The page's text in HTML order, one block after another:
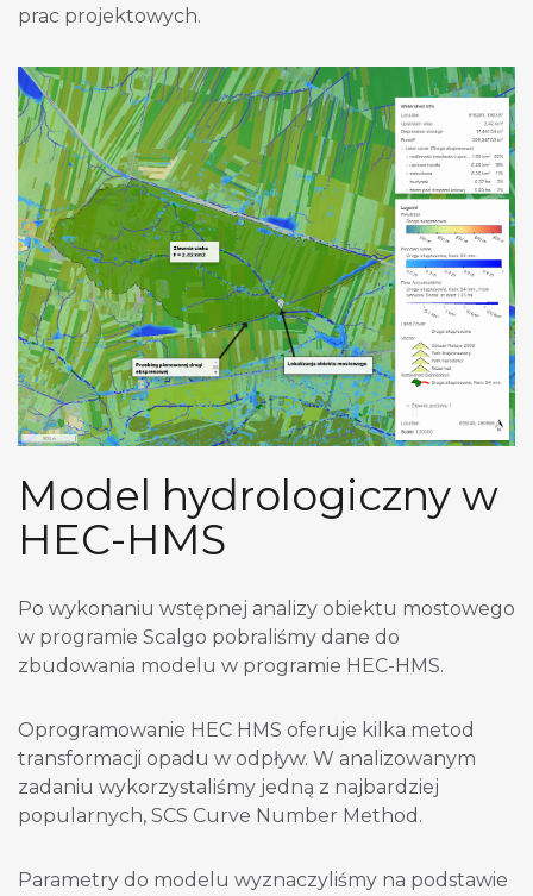
prac projektowych.
Model hydrologiczny w
HEC-HMS
Po wykonaniu wstępnej analizy obiektu mostowego
w programie Scalgo pobraliśmy dane do
zbudowania modelu w programie HEC-HMS.
Oprogramowanie HEC HMS oferuje kilka metod
transformacji opadu w odpływ. W analizowanym
zadaniu wykorzystaliśmy jedną z najbardziej
popularnych, SCS Curve Number Method.
Parametry do modelu wyznaczyliśmy na podstawie